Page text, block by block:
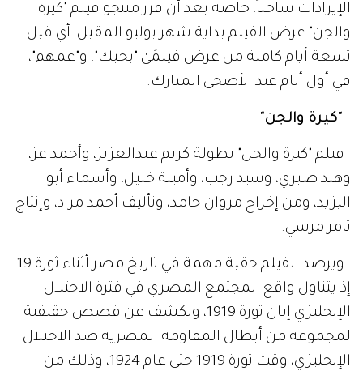
الإيرادات ساخناً، خاصة بعد أن قرر منتجو فيلم "كيرة
والجن" عرض الفيلم بداية شهر يوليو المقبل، أي قبل
تسعة أيام كاملة من عرض فيلمَيْ "بحبك"، و"عمهم"،
في أول أيام عيد الأضحى المبارك.
"كيرة والجن"
فيلم "كيرة والجن" بطولة كريم عبدالعزيز، وأحمد عز،
وهند صبري، وسيد رجب، وأمينة خليل، وأسماء أبو
اليزيد، ومن إخراج مروان حامد، وتأليف أحمد مراد، وإنتاج
تامر مرسي.
ويرصد الفيلم حقبة مهمة في تاريخ مصر أثناء ثورة 19،
إذ يتناول واقع المجتمع المصري في فترة الاحتلال
الإنجليزي إبان ثورة 1919، ويكشف عن قصص حقيقية
لمجموعة من أبطال المقاومة المصرية ضد الاحتلال
الإنجليزي، وقت ثورة 1919 حتى عام 1924، وذلك من